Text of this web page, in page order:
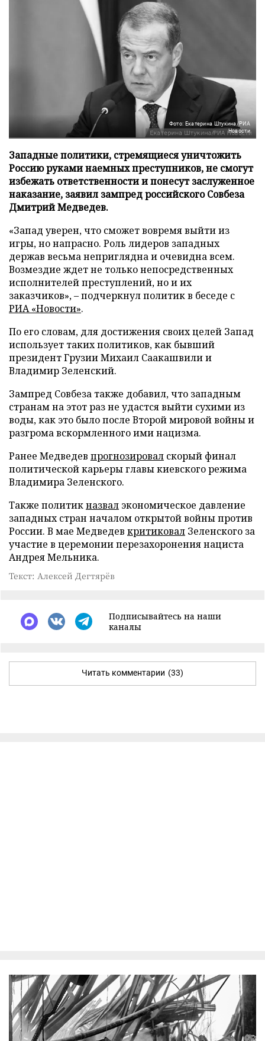
Фото: Екатерина Штукина/РИА
Новости
Западные политики, стремящиеся уничтожить
Россию руками наемных преступников, не смогут
избежать ответственности и понесут заслуженное
наказание, заявил зампред российского Совбеза
Дмитрий Медведев.
«Запад уверен, что сможет вовремя выйти из
игры, но напрасно. Роль лидеров западных
держав весьма неприглядна и очевидна всем.
Возмездие ждет не только непосредственных
исполнителей преступлений, но и их
заказчиков», – подчеркнул политик в беседе с
РИА «Новости».
По его словам, для достижения своих целей Запад
использует таких политиков, как бывший
президент Грузии Михаил Саакашвили и
Владимир Зеленский.
Зампред Совбеза также добавил, что западным
странам на этот раз не удастся выйти сухими из
воды, как это было после Второй мировой войны и
разгрома вскормленного ими нацизма.
Ранее Медведев прогнозировал скорый финал
политической карьеры главы киевского режима
Владимира Зеленского.
Также политикназвал экономическое давление
западных стран началом открытой войны против
России. В мае Медведев критиковал Зеленского за
участие в церемонии перезахоронения нациста
Андрея Мельника.
Текст: Алексей Дегтярёв
Подписывайтесь на наши
каналы
Читать комментарии (33)